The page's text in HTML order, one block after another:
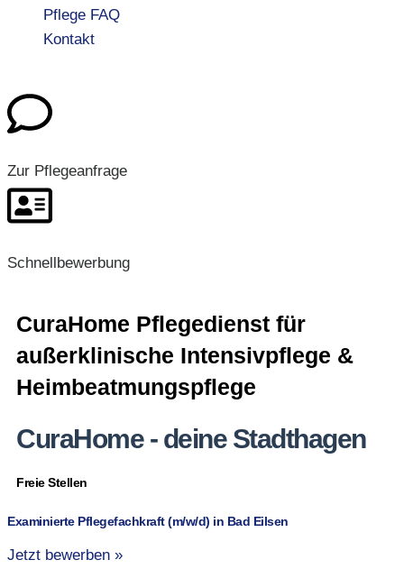
Pflege FAQ
Kontakt
Zur Pflegeanfrage
Schnellbewerbung
CuraHome Pflegedienst für
außerklinische Intensivpflege &
Heimbeatmungspflege
CuraHome - deine Stadthagen
Freie Stellen
Examinierte Pflegefachkraft (m/w/d) in Bad Eilsen
Jetzt bewerben »